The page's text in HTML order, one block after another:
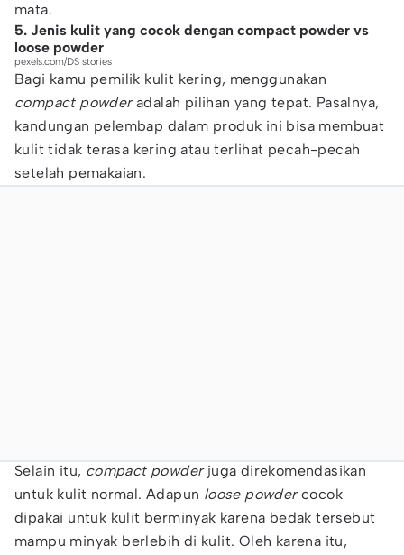
mata.
5. Jenis kulit yang cocok dengan compact powder vs
loose powder
pexels.com/DS stories
Bagi kamu pemilik kulit kering, menggunakan
compact powderadalah pilihan yang tepat. Pasalnya,
kandungan pelembap dalam produk ini bisa membuat
kulit tidak terasa kering atau terlihat pecah-pecah
setelah pemakaian.
Selain itu, compact powderjuga direkomendasikan
untuk kulit normal. Adapun loose powdercocok
dipakai untuk kulit berminyak karena bedak tersebut
mampu minyak berlebih di kulit. Oleh karena itu,